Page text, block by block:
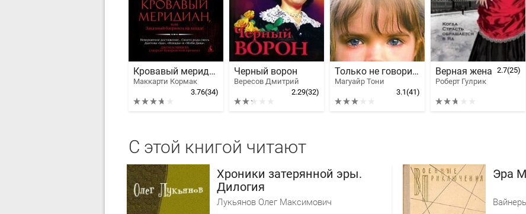
Кровавый меридиан
Маккарти Кормак
3.76(34)
Черный ворон
Вересов Дмитрий
2.29(32)
Только не говори маме. История одного предательства
Магуайр Тони
3.1(41)
Верная жена
Роберт Гулрик
2.7(25)
С этой книгой читают
Хроники затерянной эры.
Дилогия
Лукьянов Олег Максимович
Эра